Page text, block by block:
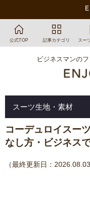
公式TOP 記事カテゴリ スー
ビジネスマンの
スーツ生地・素材
コーデュロイスー
なし方・ビジネス
（最終更新日：